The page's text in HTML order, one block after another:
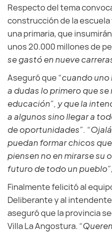
Respecto del tema
construcción de la
una primaria, que
unos 20.000 millones de
se gastó en nueve
Aseguró que “cuando
a dudas lo primero que se
educación”, y que la
a algunos sino llegar a
de oportunidades”.
puedan formar chicos
piensen no en mirarse su
futuro de todo un pueblo”
Finalmente felicitó al
Deliberante y al
aseguró que la provincia
Villa La Angostura.